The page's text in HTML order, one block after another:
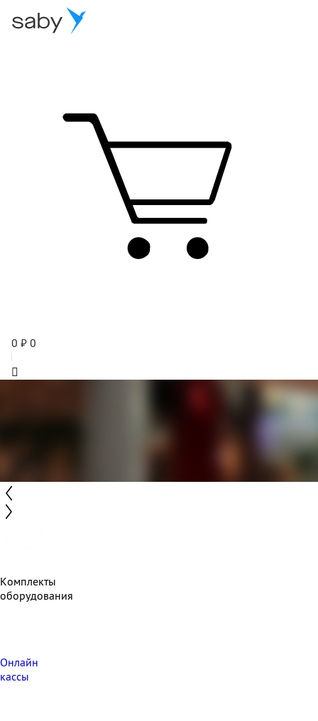
0 ₽ 0
Комплекты
оборудования
Онлайн
кассы